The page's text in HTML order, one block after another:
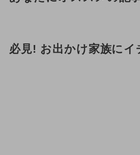
必見! お出かけ家族にイ